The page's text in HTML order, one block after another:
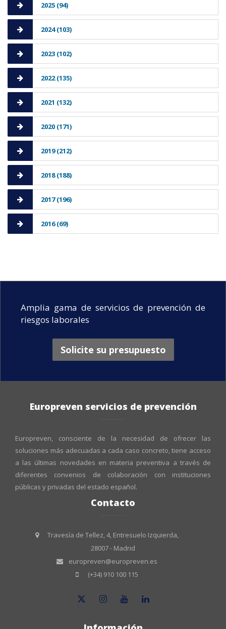
2025 (94)
2024 (103)
2023 (102)
2022 (135)
2021 (132)
2020 (171)
2019 (212)
2018 (188)
2017 (196)
2016 (69)
Amplia gama de servicios de prevención de
riesgos laborales
Solicite su presupuesto
Europreven servicios de prevención
Europreven, consciente de la necesidad de ofrecer las
soluciones más adecuadas a cada caso concreto, tiene acceso
a las últimas novedades en materia preventiva a través de
diferentes convenios de colaboración con instituciones
públicas y privadas del estado español.
Contacto
Travesía de Tellez, 4, Entresuelo Izquierda,
28007 - Madrid
europreven@europreven.es
(+34) 910 100 115